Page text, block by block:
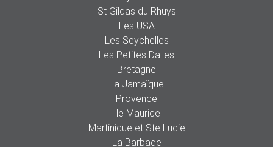
St Gildas du Rhuys
Les USA
Les Seychelles
Les Petites Dalles
Bretagne
La Jamaïque
Provence
Ile Maurice
Martinique et Ste Lucie
La Barbade